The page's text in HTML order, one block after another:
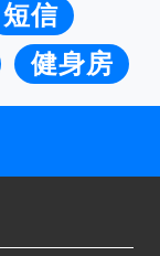
短信
健身房